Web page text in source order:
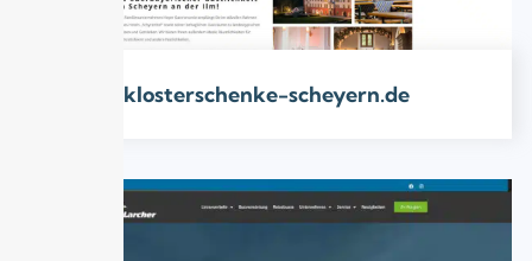
klosterschenke-scheyern.de